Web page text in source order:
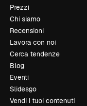
Prezzi
Chi siamo
Recensioni
Lavora con noi
Cerca tendenze
Blog
Eventi
Slidesgo
Vendi i tuoi contenuti